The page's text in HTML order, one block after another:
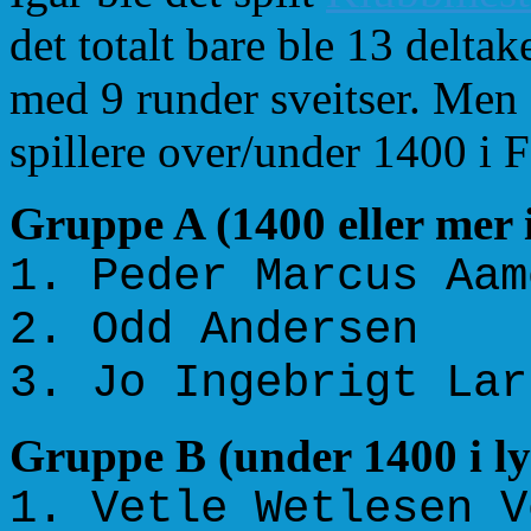
det totalt bare ble 13
med 9 runder sveitser.
spillere over/under 1400 i
Gruppe A (1400 eller
1. Peder Marcus
2. Odd
3. Jo Ingebrigt
Gruppe B (under 1400 i
1. Vetle Wetlesen